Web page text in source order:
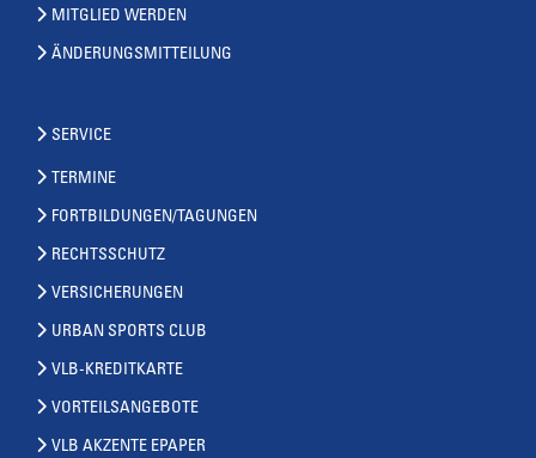
MITGLIED WERDEN
ÄNDERUNGSMITTEILUNG
SERVICE
TERMINE
FORTBILDUNGEN/TAGUNGEN
RECHTSSCHUTZ
VERSICHERUNGEN
URBAN SPORTS CLUB
VLB-KREDITKARTE
VORTEILSANGEBOTE
VLB AKZENTE EPAPER